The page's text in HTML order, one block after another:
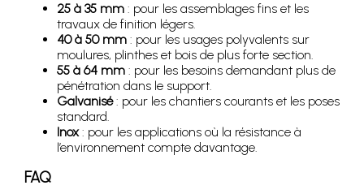
25 à 35 mm : pour les assemblages fins et les
travaux de finition légers.
40 à 50 mm : pour les usages polyvalents sur
moulures, plinthes et bois de plus forte section.
55 à 64 mm : pour les besoins demandant plus de
pénétration dans le support.
Galvanisé: pour les chantiers courants et les poses
standard.
Inox: pour les applications où la résistance à
l’environnement compte davantage.
FAQ